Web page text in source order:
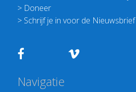
> Doneer
> Schrijf je in voor de Nieuwsbrief
Navigatie